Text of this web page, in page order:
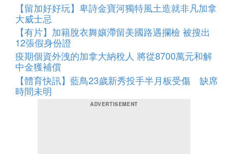
【留加好好玩】卑詩金寶河獨特風土造就非凡加拿
大威士忌
【有片】加籍脫衣舞孃滯留美國路遇攔檢 被搜出
12張假身份證
疫期個資外洩的加拿大納稅人 將從8700萬元和解
中金獲補償
【體育快訊】藍鳥23歲新秀投手半月板受傷 缺席
時間未明